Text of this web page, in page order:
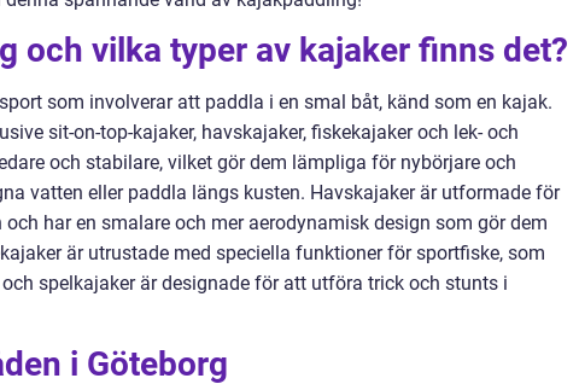
och vilka typer av kajaker finns det?
som involverar att paddla i en smal båt, känd som en kajak.
sit-on-top-kajaker, havskajaker, fiskekajaker och lek- och
och stabilare, vilket gör dem lämpliga för nybörjare och
vatten eller paddla längs kusten. Havskajaker är utformade för
har en smalare och mer aerodynamisk design som gör dem
är utrustade med speciella funktioner för sportfiske, som
spelkajaker är designade för att utföra trick och stunts i
i Göteborg